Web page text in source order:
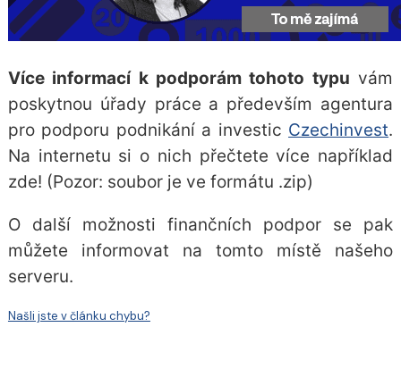
Více informací k podporám tohoto typu vám
poskytnou úřady práce a především agentura
pro podporu podnikání a investic Czechinvest.
Na internetu si o nich přečtete více například
zde! (Pozor: soubor je ve formátu .zip)
O další možnosti finančních podpor se pak
můžete informovat na tomto místě našeho
serveru.
Našli jste v článku chybu?